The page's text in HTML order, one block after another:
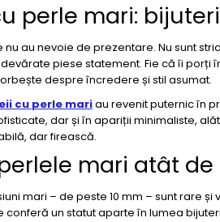
perle mari:
nu au nevoie de prezentare. Nu sunt
piese statement. Fie că îi
despre încredere și stil asumat.
cu perle mariau revenit puternic în
dar și în apariții minimaliste,
dar firească.
mari atât de
mari – de peste 10 mm – sunt rare
conferă un statut aparte în lumea